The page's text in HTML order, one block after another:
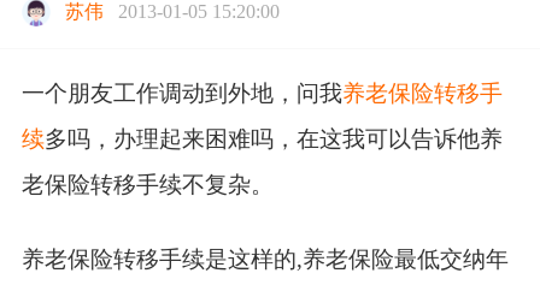
苏伟 2013-01-05 15:20:00
一个朋友工作调动到外地，问我养老保险转移手
续多吗，办理起来困难吗，在这我可以告诉他养
老保险转移手续不复杂。
养老保险转移手续是这样的,养老保险最低交纳年